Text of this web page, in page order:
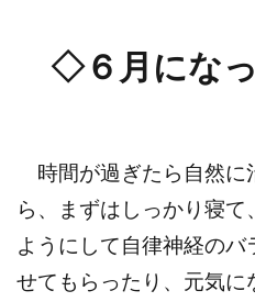
◇６月になっ
時間が過ぎたら自然に
ら、まずはしっかり寝
ようにして自律神経の
せてもらったり、元気に